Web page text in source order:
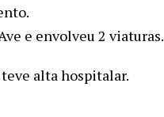
e envolveu 2 viaturas.
alta hospitalar.